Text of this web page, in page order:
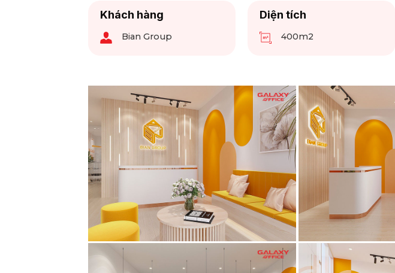
Khách hàng
Bian Group
Diện tích
400m2